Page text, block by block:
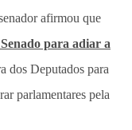
afirmou que
para adiar a
dos Deputados para
parlamentares pela